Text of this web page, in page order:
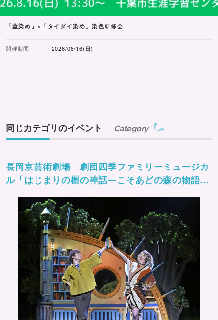
「藍染め」×「タイダイ染め」染色研修会
開催期間 2026/08/16(日)
同じカテゴリのイベント Category
長岡京芸術劇場 劇団四季ファミリーミュージカ
ル「はじまりの樹の神話―こそあどの森の物語